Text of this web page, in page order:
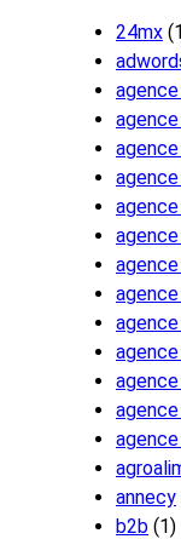
24mx
annecy
b2b (1)